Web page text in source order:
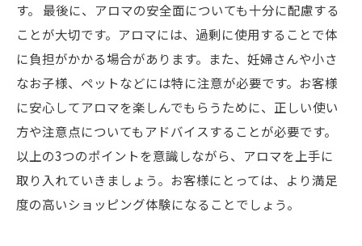
す。 最後に、アロマの安全面についても十分に配慮する
ことが大切です。アロマには、過剰に使用することで体
に負担がかかる場合があります。また、妊婦さんや小さ
なお子様、ペットなどには特に注意が必要です。お客様
に安心してアロマを楽しんでもらうために、正しい使い
方や注意点についてもアドバイスすることが必要です。
以上の3つのポイントを意識しながら、アロマを上手に
取り入れていきましょう。お客様にとっては、より満足
度の高いショッピング体験になることでしょう。